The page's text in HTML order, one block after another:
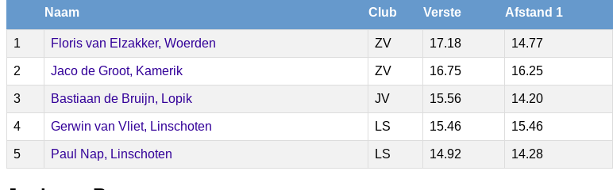
Naam Club Verste Afstand 1
1 Floris van Elzakker, Woerden ZV 17.18 14.77
2 Jaco de Groot, Kamerik ZV 16.75 16.25
3 Bastiaan de Bruijn, Lopik JV 15.56 14.20
4 Gerwin van Vliet, Linschoten LS 15.46 15.46
5 Paul Nap, Linschoten LS 14.92 14.28